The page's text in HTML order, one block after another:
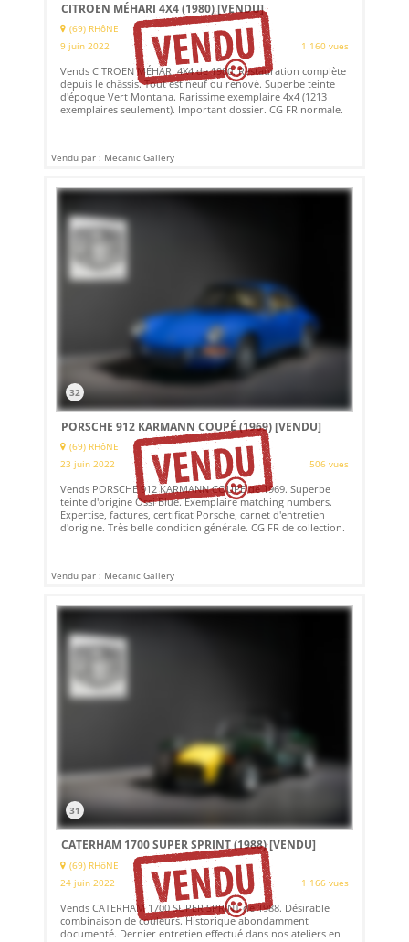
CITROEN MÉHARI 4X4 (1980)[VENDU]
(69) RHôNE
9 juin 2022
1 160 vues
Vends CITROEN MÉHARI 4X4 de 1980. Restauration complète
depuis le châssis. Tout est neuf ou rénové. Superbe teinte
d'époque Vert Montana. Rarissime exemplaire 4x4 (1213
exemplaires seulement). Important dossier. CG FR normale.
Vendu par : Mecanic Gallery
32
PORSCHE 912 KARMANN COUPÉ (1969)[VENDU]
(69) RHôNE
23 juin 2022
506 vues
Vends PORSCHE 912 KARMANN COUPE de 1969. Superbe
teinte d'origine Ossi Blue. Exemplaire matching numbers.
Expertise, factures, certificat Porsche, carnet d'entretien
d'origine. Très belle condition générale. CG FR de collection.
Vendu par : Mecanic Gallery
31
CATERHAM 1700 SUPER SPRINT (1988)[VENDU]
(69) RHôNE
24 juin 2022
1 166 vues
Vends CATERHAM 1700 SUPER SPRINT de 1988. Désirable
combinaison de couleurs. Historique abondamment
documenté. Dernier entretien effectué dans nos ateliers en